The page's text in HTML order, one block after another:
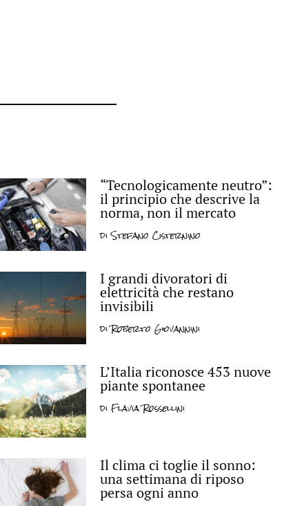
“Tecnologicamente neutro”:
il principio che descrive la
norma, non il mercato
diStefano Cisternino
I grandi divoratori di
elettricità che restano
invisibili
diRoberto Giovannini
L’Italia riconosce 453 nuove
piante spontanee
diFlavia Rossellini
Il clima ci toglie il sonno:
una settimana di riposo
persa ogni anno